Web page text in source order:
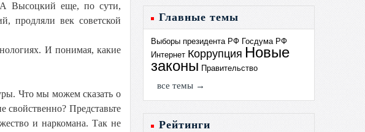
А Высоцкий еще, по сути,
продляли век советской
И понимая, какие
Что мы можем сказать о
свойственно? Представьте
и наркомана. Так не
Главные темы
Выборы президента РФ Госдума РФ
Интернет Коррупция Новые
законы Правительство
все темы →
Рейтинги